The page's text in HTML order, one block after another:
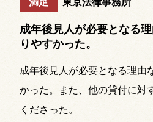
満足 東京法律事務所
成年後見人が必要となる
りやすかった。
成年後見人が必要となる理由
かった。また、他の貸付に対
くださった。